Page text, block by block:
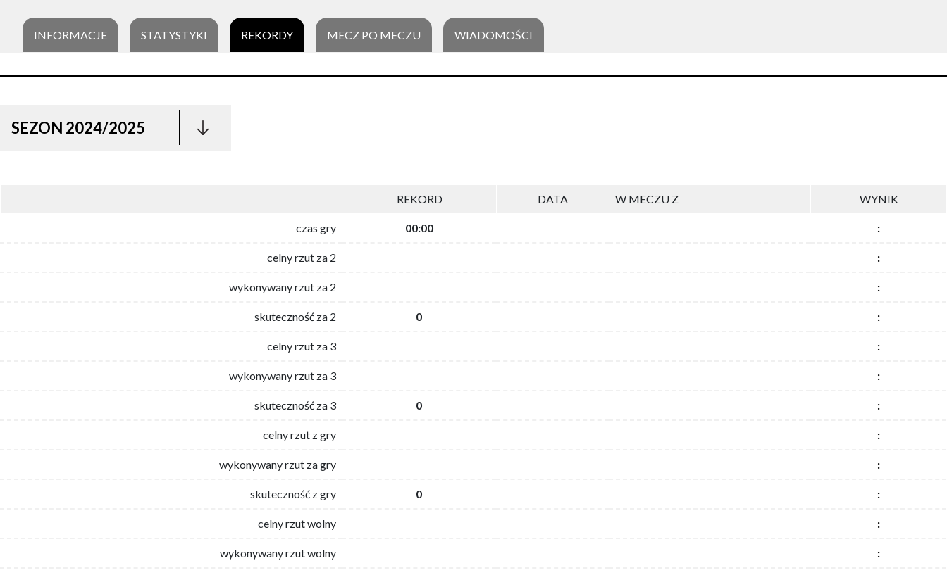
INFORMACJE STATYSTYKI REKORDY MECZ PO MECZU WIADOMOŚCI
SEZON 2024/2025
REKORD DATA W MECZU Z WYNIK
czas gry 00:00 :
celny rzut za 2 :
wykonywany rzut za 2 :
skuteczność za 2 0 :
celny rzut za 3 :
wykonywany rzut za 3 :
skuteczność za 3 0 :
celny rzut z gry :
wykonywany rzut za gry :
skuteczność z gry 0 :
celny rzut wolny :
wykonywany rzut wolny :